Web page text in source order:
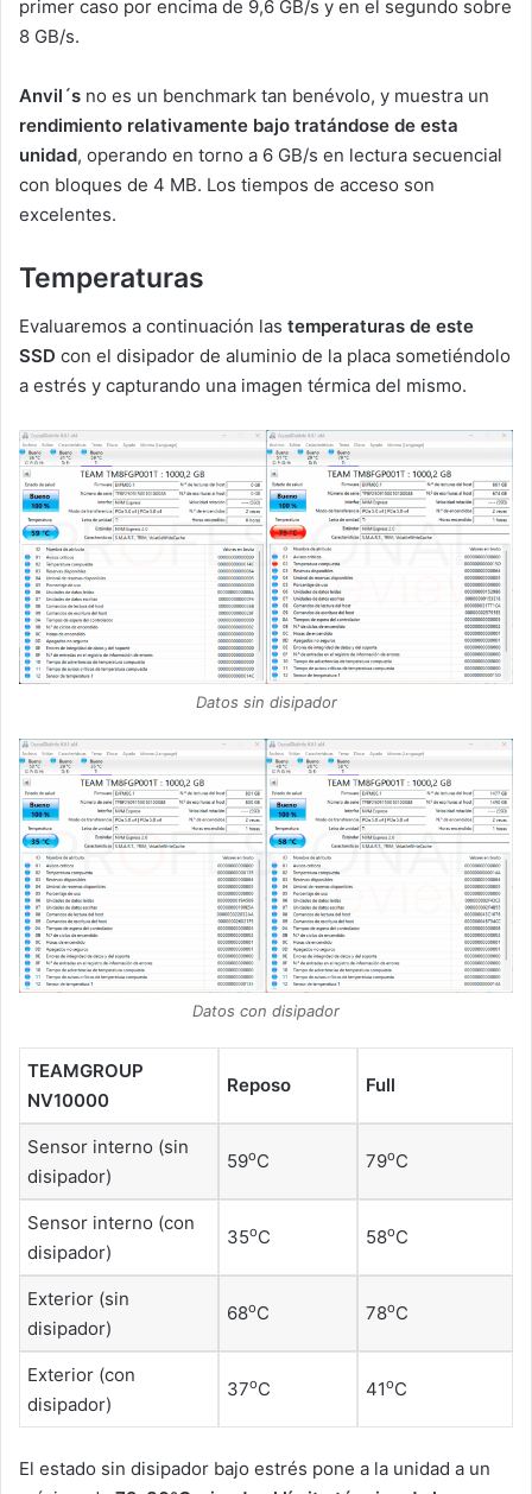
primer caso por encima de 9,6 GB/s y en el segundo sobre
8 GB/s.
Anvil´s no es un benchmark tan benévolo, y muestra un
rendimiento relativamente bajo tratándose de esta
unidad, operando en torno a 6 GB/s en lectura secuencial
con bloques de 4 MB. Los tiempos de acceso son
excelentes.
Temperaturas
Evaluaremos a continuación las temperaturas de este
SSD con el disipador de aluminio de la placa sometiéndolo
a estrés y capturando una imagen térmica del mismo.
Datos sin disipador
Datos con disipador
TEAMGROUP
NV10000
Reposo Full
Sensor interno (sin
disipador)
59oC 79oC
Sensor interno (con
disipador)
35oC 58oC
Exterior (sin
disipador)
68oC 78oC
Exterior (con
disipador)
37oC 41oC
El estado sin disipador bajo estrés pone a la unidad a un